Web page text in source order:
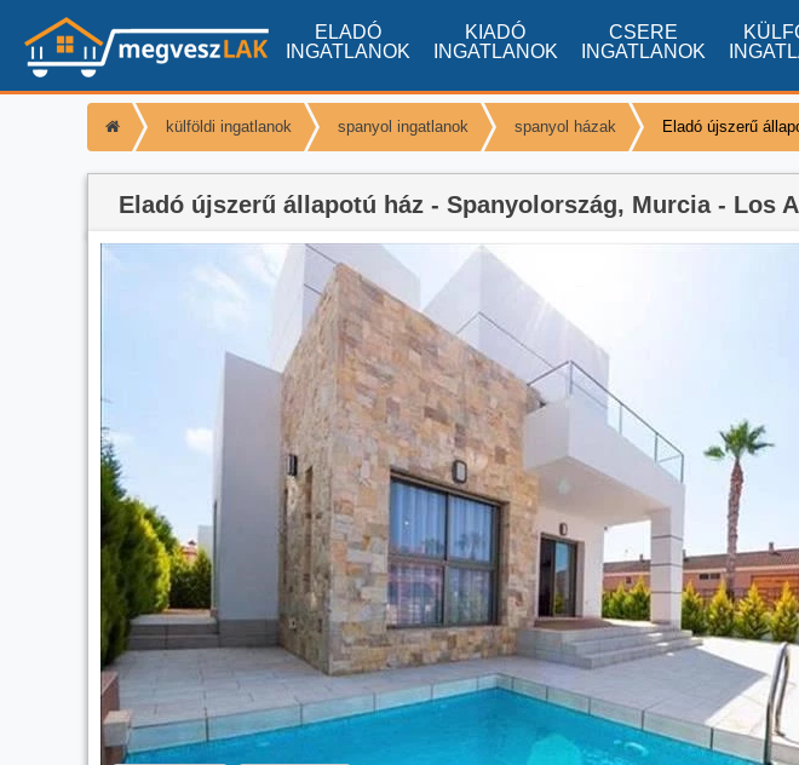
ELADÓ
INGATLANOK
KIADÓ
INGATLANOK
CSERE
INGATLANOK
külföldi ingatlanok spanyol ingatlanok spanyol házak Eladó újszerű
Eladó újszerű állapotú ház - Spanyolország, Murcia - Los